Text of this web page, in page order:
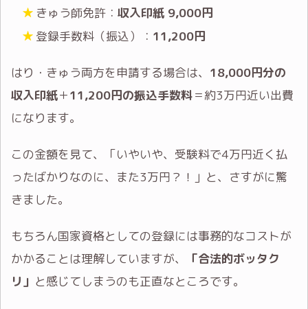
きゅう師免許： 収入印紙 9,000円
登録手数料（振込）： 11,200円
はり・きゅう両方を申請する場合は、 18,000円分の
収入印紙＋11,200円の振込手数料＝約3万円近い出費
になります。
この金額を見て、「いやいや、受験料で4万円近く払
ったばかりなのに、また3万円？！」と、さすがに驚
きました。
もちろん国家資格としての登録には事務的なコストが
かかることは理解していますが、
「合法的ボッタク
リ」 と感じてしまうのも正直なところです。